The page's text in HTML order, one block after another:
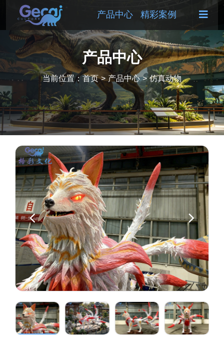
产品中心 精彩案例
产品中心
当前位置：首页 > 产品中心 > 仿真动物